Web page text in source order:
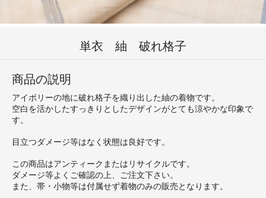
単衣 紬 破れ格子
商品の説明
アイボリーの地に破れ格子を織り出した紬の着物です。
空白を活かしたすっきりとしたデザインがとても涼やかな印象で
す。
目立つダメージ等はなく状態は良好です。
この商品はアンティークまたはリサイクルです。
ダメージ等よくご確認の上、ご注文下さい。
また、帯・小物等は付属せず着物のみの販売となります。